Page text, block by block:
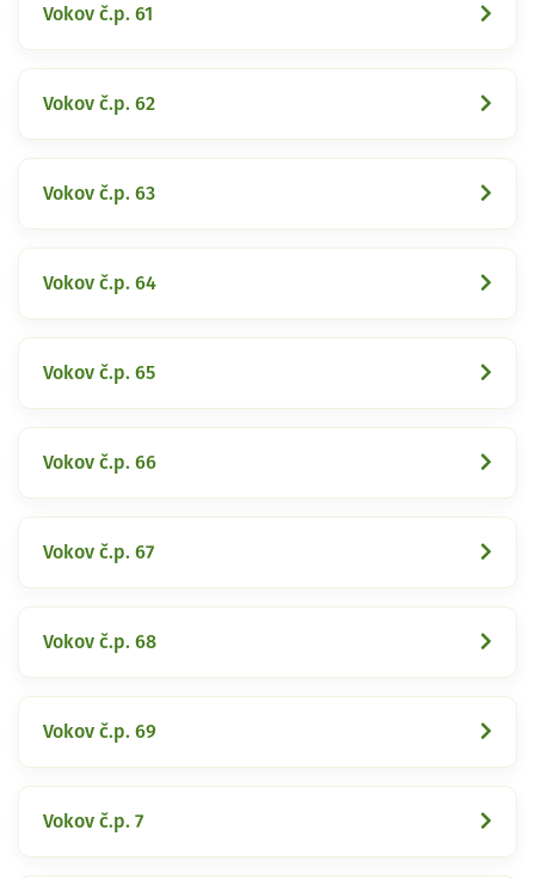
Vokov č.p. 61
Vokov č.p. 62
Vokov č.p. 63
Vokov č.p. 64
Vokov č.p. 65
Vokov č.p. 66
Vokov č.p. 67
Vokov č.p. 68
Vokov č.p. 69
Vokov č.p. 7